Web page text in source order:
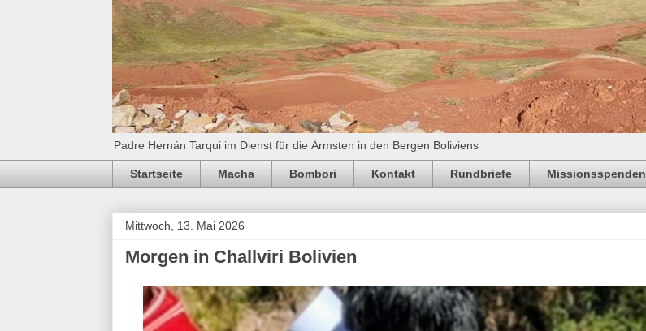
Padre Hernán Tarqui im Dienst für die Ärmsten in den Bergen Boliviens
Startseite Macha Bombori Kontakt Rundbriefe Missionsspenden
Mittwoch, 13. Mai 2026
Morgen in Challviri Bolivien